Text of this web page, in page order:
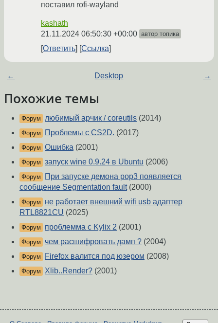
поставил rofi-wayland
kashath
21.11.2024 06:50:30 +00:00 автор топика
Ответить Ссылка
← Desktop →
Похожие темы
Форум любимый арчик / coreutils (2014)
Форум Проблемы с CS2D. (2017)
Форум Ошибка (2001)
Форум запуск wine 0.9.24 в Ubuntu (2006)
Форум
При запуске демона pop3 появляется
сообщение Segmentation fault(2000)
Форум
не работает внешний wifi usb адаптер
RTL8821CU (2025)
Форум проблемма с Kylix 2 (2001)
Форум чем расшифровать дамп ? (2004)
Форум Firefox валится под юзером (2008)
Форум Xlib..Render? (2001)